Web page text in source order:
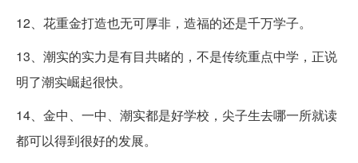
12、花重金打造也无可厚非，造福的还是千万学子。
13、潮实的实力是有目共睹的，不是传统重点中学，正说
明了潮实崛起很快。
14、金中、一中、潮实都是好学校，尖子生去哪一所就读
都可以得到很好的发展。